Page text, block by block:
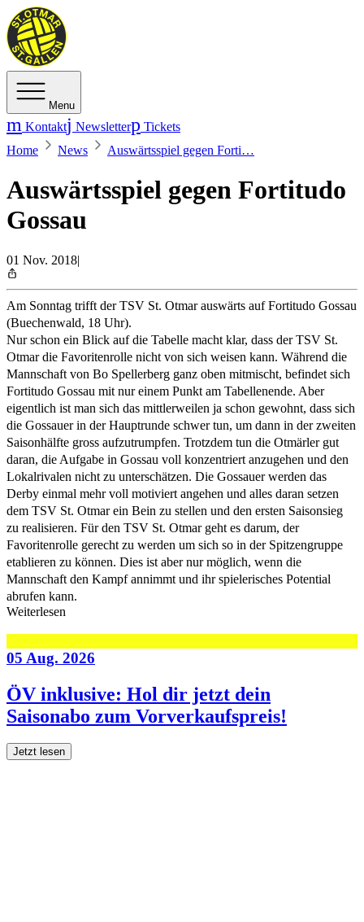
Menu
Kontakt Newsletter
Tickets
Home
News Auswärtsspiel gegen Forti…
Auswärtsspiel gegen Fortitudo
Gossau
01 Nov. 2018|
Am Sonntag trifft der TSV St. Otmar auswärts auf Fortitudo Gossau
(Buechenwald, 18 Uhr).
Nur schon ein Blick auf die Tabelle macht klar, dass der TSV St.
Otmar die Favoritenrolle nicht von sich weisen kann. Während die
Mannschaft von Bo Spellerberg ganz oben mitmischt, befindet sich
Fortitudo Gossau mit nur einem Punkt am Tabellenende. Aber
eigentlich ist man sich das mittlerweilen ja schon gewohnt, dass sich
die Gossauer in der Hauptrunde schwer tun, um dann in der zweiten
Saisonhälfte gross aufzutrumpfen. Trotzdem tun die Otmärler gut
daran, die Aufgabe in Gossau voll konzentriert anzugehen und den
Lokalrivalen nicht zu unterschätzen. Die Gossauer werden das
Derby einmal mehr voll motiviert angehen und alles daran setzen
dem TSV St. Otmar ein Bein zu stellen und den ersten Saisonsieg
zu realisieren. Für den TSV St. Otmar geht es darum, der
Favoritenrolle gerecht zu werden um sich so in der Spitzengruppe
etablieren zu können. Dies ist aber nur möglich, wenn die
Mannschaft den Kampf annimmt und ihr spielerisches Potential
abrufen kann.
Weiterlesen
05 Aug. 2026
ÖV inklusive: Hol dir jetzt dein
Saisonabo zum Vorverkaufspreis!
Jetzt lesen